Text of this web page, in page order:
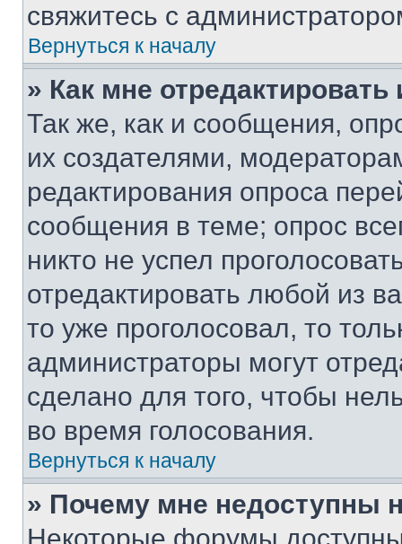
свяжитесь с
Вернуться к началу
» Как мне
Так же, как и сообщения,
их создателями,
редактирования опроса
сообщения в теме; опрос
никто не успел
отредактировать любой из
то уже проголосовал, то
администраторы могут
сделано для того, чтобы
во время голосования.
Вернуться к началу
» Почему мне недоступны